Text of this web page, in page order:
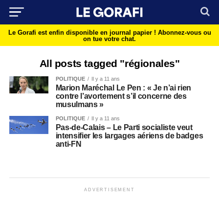
Le Gorafi est enfin disponible en journal papier ! Abonnez-vous ou
on tue votre chat.
All posts tagged "régionales"
POLITIQUE Il y a 11 ans
Marion Maréchal Le Pen : « Je n’ai rien
contre l’avortement s’il concerne des
musulmans »
POLITIQUE Il y a 11 ans
Pas-de-Calais – Le Parti socialiste veut
intensifier les largages aériens de badges
anti-FN
ADVERTISEMENT